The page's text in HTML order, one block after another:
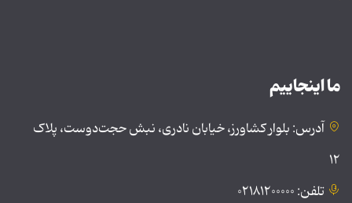
ما اینجاییم
آدرس: بلوار کشاورز، خیابان نادری، نبش حجت‌دوست، پلاک
۱۲
تلفن: ۰۲۱۸۱۲۰۰۰۰۰